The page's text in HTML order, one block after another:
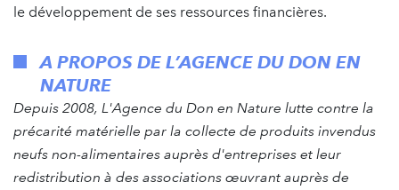
le développement de ses ressources financières.
A PROPOS DE L’AGENCE DU DON EN
NATURE
Depuis 2008, L'Agence du Don en Nature lutte contre la
précarité matérielle par la collecte de produits invendus
neufs non-alimentaires auprès d'entreprises et leur
redistribution à des associations œuvrant auprès de